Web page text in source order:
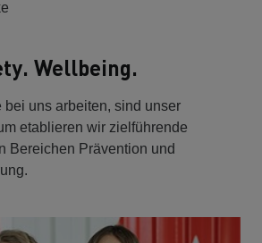
Wellbeing.
bei uns arbeiten, sind unser
etablieren wir zielführende
Bereichen Prävention und